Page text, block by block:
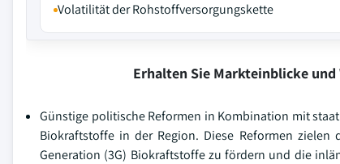
Volatilität der Rohstoffversorgungskette
Erhalten Sie Markteinblicke und
Günstige politische Reformen in Kombination mit
Biokraftstoffe in der Region. Diese Reformen
Generation (3G) Biokraftstoffe zu fördern und die